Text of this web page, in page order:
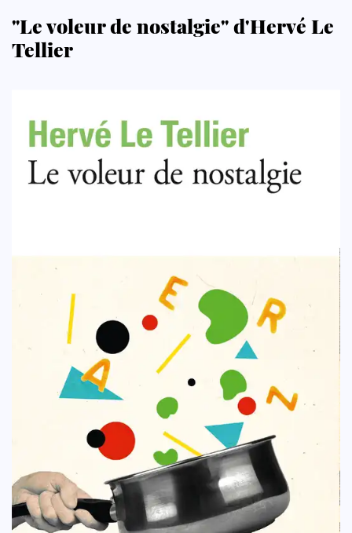
"Le voleur de nostalgie" d'Hervé Le
Tellier